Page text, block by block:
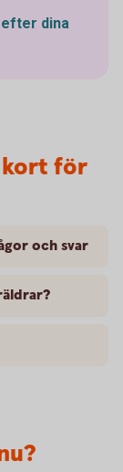
dina
kort för
och svar